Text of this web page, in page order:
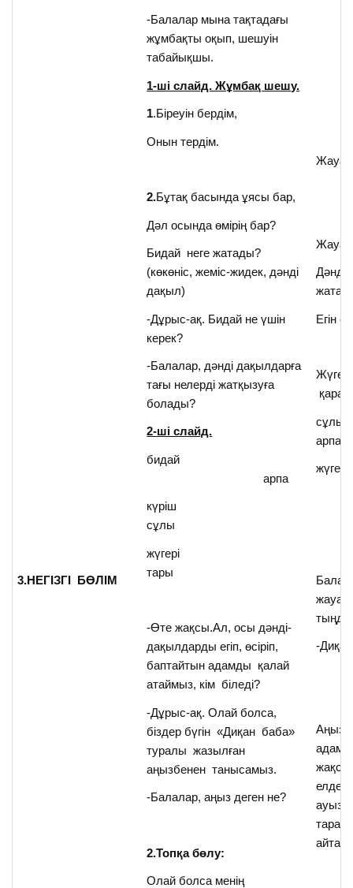
3.НЕГІЗГІ БӨЛІМ
-Балалар мына тақтадағы
жұмбақты оқып, шешуін
табайықшы.
1-ші слайд. Жұмбақ шешу.
1.Біреуін бердім,
Онын тердім.
2.Бұтақ басында ұясы бар,
Дәл осында өмірің бар?
Бидай неге жатады?
(көкөніс, жеміс-жидек, дәнді
дақыл)
-Дұрыс-ақ. Бидай не үшін
керек?
-Балалар, дәнді дақылдарға
тағы нелерді жатқызуға
болады?
2-ші слайд.
бидай
арпа
күріш
сұлы
жүгері
тары
-Өте жақсы.Ал, осы дәнді-
дақылдарды егіп, өсіріп,
баптайтын адамды қалай
атаймыз, кім біледі?
-Дұрыс-ақ. Олай болса,
біздер бүгін «Диқан баба»
туралы жазылған
аңызбенен танысамыз.
-Балалар, аңыз деген не?
2.Топқа бөлу:
Олай болса менің
Дәнді
Егін
сұлы,
арпа,
жүгері
-
Аңыз
жақсы
елден